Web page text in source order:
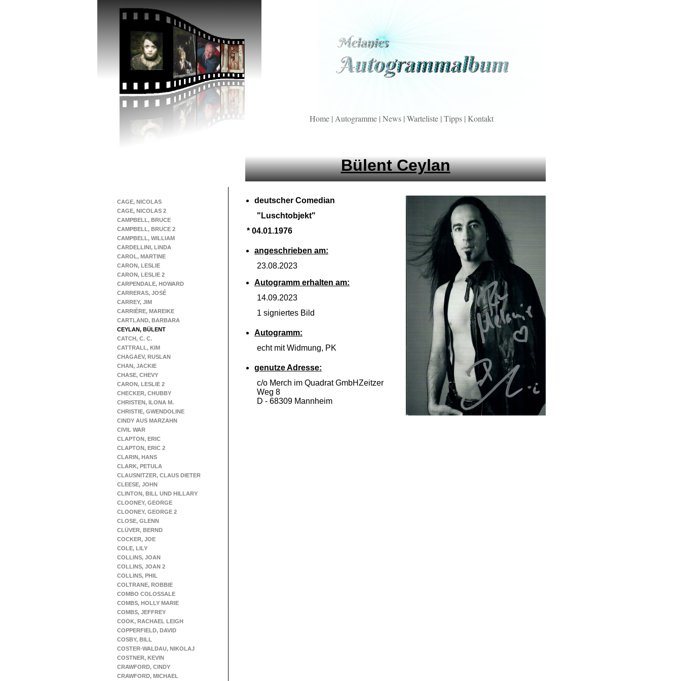
CAGE, NICOLAS
CAGE, NICOLAS 2
CAMPBELL, BRUCE
CAMPBELL, BRUCE 2
CAMPBELL, WILLIAM
CARDELLINI, LINDA
CAROL, MARTINE
CARON, LESLIE
CARON, LESLIE 2
CARPENDALE, HOWARD
CARRERAS, JOSÉ
CARREY, JIM
CARRIÉRE, MAREIKE
CARTLAND, BARBARA
CEYLAN, BÜLENT
CATCH, C. C.
CATTRALL, KIM
CHAGAEV, RUSLAN
CHAN, JACKIE
CHASE, CHEVY
CARON, LESLIE 2
CHECKER, CHUBBY
CHRISTEN, ILONA M.
CHRISTIE, GWENDOLINE
CINDY AUS MARZAHN
CIVIL WAR
CLAPTON, ERIC
CLAPTON, ERIC 2
CLARIN, HANS
CLARK, PETULA
CLAUSNITZER, CLAUS DIETER
CLEESE, JOHN
CLINTON, BILL UND HILLARY
CLOONEY, GEORGE
CLOONEY, GEORGE 2
CLOSE, GLENN
CLÜVER, BERND
COCKER, JOE
COLE, LILY
COLLINS, JOAN
COLLINS, JOAN 2
COLLINS, PHIL
COLTRANE, ROBBIE
COMBO COLOSSALE
COMBS, HOLLY MARIE
COMBS, JEFFREY
COOK, RACHAEL LEIGH
COPPERFIELD, DAVID
COSBY, BILL
COSTER-WALDAU, NIKOLAJ
COSTNER, KEVIN
CRAWFORD, CINDY
CRAWFORD, MICHAEL
Bülent Ceylan
deutscher Comedian
"Luschtobjekt"
* 04.01.1976
angeschrieben am:
23.08.2023
Autogramm erhalten am:
14.09.2023
1 signiertes Bild
Autogramm:
echt mit Widmung, PK
genutze Adresse:
c/o Merch im Quadrat GmbHZeitzer
Weg 8
D - 68309 Mannheim
Home | Autogramme | News | Warteliste | Tipps | Kontakt